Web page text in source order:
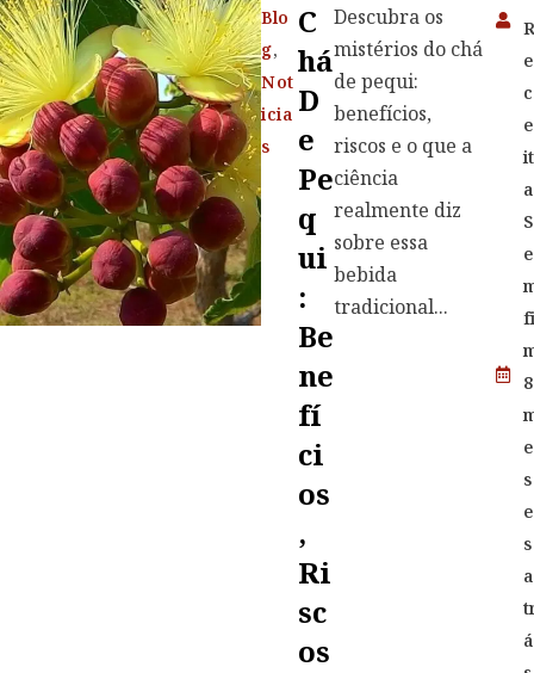
Blo
g,
Not
icia
s
C
Há
D
E
Pe
Q
Ui
:
Be
Ne
Fí
Ci
Os
,
Ri
Sc
Os
Descubra os
mistérios do chá
de pequi:
benefícios,
riscos e o que a
ciência
realmente diz
sobre essa
bebida
tradicional...
e
c
e
it
a
S
e
8
e
s
e
s
a
á